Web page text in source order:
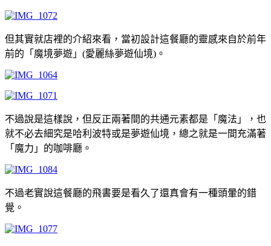
但其實就店裡的介紹來看，當初設計這餐廳的靈感來自於前年
前的「魔境夢遊」(愛麗絲夢遊仙境)。
不過說是這樣說，但反正兩著間的共通元素都是「魔法」，也
就不必去細究是哈利波特或是夢遊仙境，總之就是一間充滿著
「魔力」的咖啡廳。
不過老實說這餐廳的飛書要是看久了還真會有一種頭暈的錯
覺。